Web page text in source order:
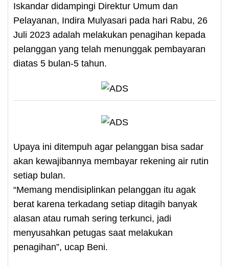
Iskandar didampingi Direktur Umum dan
Pelayanan, Indira Mulyasari pada hari Rabu, 26
Juli 2023 adalah melakukan penagihan kepada
pelanggan yang telah menunggak pembayaran
diatas 5 bulan-5 tahun.
Upaya ini ditempuh agar pelanggan bisa sadar
akan kewajibannya membayar rekening air rutin
setiap bulan.
“Memang mendisiplinkan pelanggan itu agak
berat karena terkadang setiap ditagih banyak
alasan atau rumah sering terkunci, jadi
menyusahkan petugas saat melakukan
penagihan”, ucap Beni.